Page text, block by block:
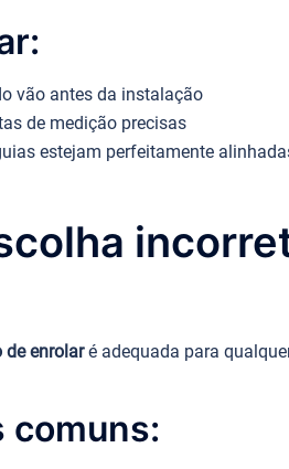
vão antes da instalação
de medição precisas
estejam perfeitamente
de enrolaré adequada para
comuns: